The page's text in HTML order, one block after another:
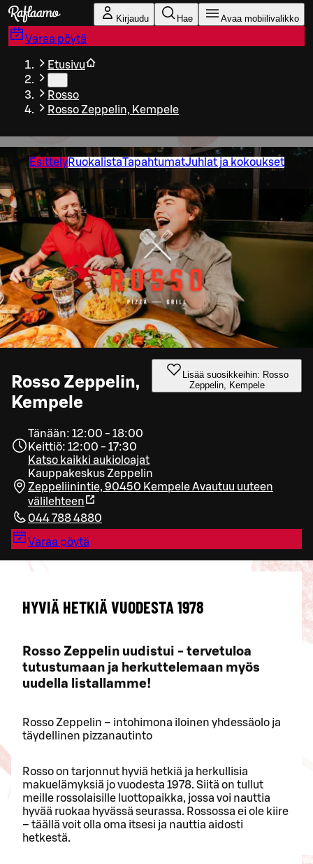
Siirry pääsisältöön
Kirjaudu Hae Avaa mobiilivalikko
Varaa pöytä
Etusivu
Rosso
Rosso Zeppelin, Kempele
EsittelyRuokalistaTapahtumatJuhlat ja kokoukset
Rosso Zeppelin,
Kempele
Lisää suosikkeihin: Rosso
Zeppelin, Kempele
Tänään: 12:00 - 18:00
Keittiö: 12:00 - 17:30
Katso kaikki aukioloajat
Kauppakeskus Zeppelin
Zeppeliinintie, 90450 KempeleAvautuu uuteen
välilehteen
044 788 4880
Varaa pöytä
HYVIÄ HETKIÄ VUODESTA 1978
Rosso Zeppelin uudistui - tervetuloa
tutustumaan ja herkuttelemaan myös
uudella listallamme!
Rosso Zeppelin – intohimona iloinen yhdessäolo ja
täydellinen pizzanautinto
Rosso on tarjonnut hyviä hetkiä ja herkullisia
makuelämyksiä jo vuodesta 1978. Siitä on tullut
meille rossolaisille luottopaikka, jossa voi nauttia
hyvää ruokaa hyvässä seurassa. Rossossa ei ole kiire
– täällä voit olla oma itsesi ja nauttia aidosti
hetkestä.